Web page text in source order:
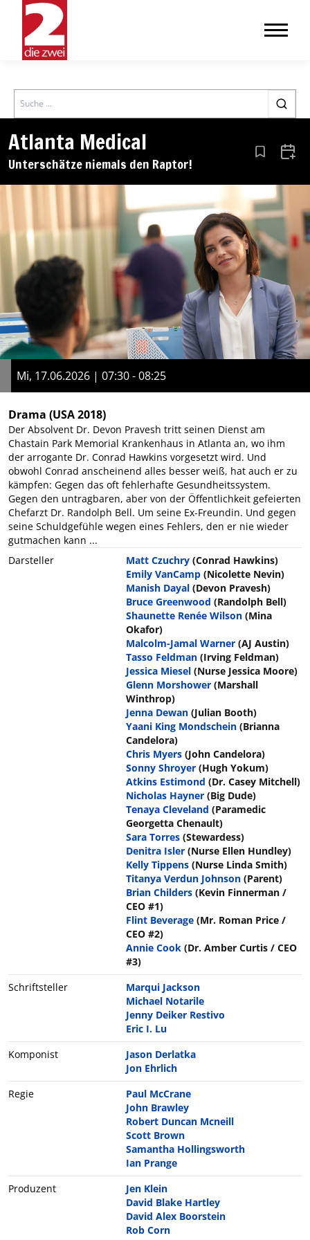
Search
Atlanta Medical
Unterschätze niemals den Raptor! Aus den
Mi, 17.06.2026 | 07:30 - 08:25
Drama (USA 2018)
Der Absolvent Dr. Devon Pravesh tritt seinen Dienst am
Chastain Park Memorial Krankenhaus in Atlanta an, wo ihm
der arrogante Dr. Conrad Hawkins vorgesetzt wird. Und
obwohl Conrad anscheinend alles besser weiß, hat auch er zu
kämpfen: Gegen das oft fehlerhafte Gesundheitssystem.
Gegen den untragbaren, aber von der Öffentlichkeit gefeierten
Chefarzt Dr. Randolph Bell. Um seine Ex-Freundin. Und gegen
seine Schuldgefühle wegen eines Fehlers, den er nie wieder
gutmachen kann ...
Darsteller
Matt Czuchry (Conrad Hawkins)
Emily VanCamp (Nicolette Nevin)
Manish Dayal (Devon Pravesh)
Bruce Greenwood (Randolph Bell)
Shaunette Renée Wilson (Mina
Okafor)
Malcolm-Jamal Warner (AJ Austin)
Tasso Feldman (Irving Feldman)
Jessica Miesel (Nurse Jessica Moore)
Glenn Morshower (Marshall
Winthrop)
Jenna Dewan (Julian Booth)
Yaani King Mondschein (Brianna
Candelora)
Chris Myers (John Candelora)
Sonny Shroyer (Hugh Yokum)
Atkins Estimond (Dr. Casey Mitchell)
Nicholas Hayner (Big Dude)
Tenaya Cleveland (Paramedic
Georgetta Chenault)
Sara Torres (Stewardess)
Denitra Isler (Nurse Ellen Hundley)
Kelly Tippens (Nurse Linda Smith)
Titanya Verdun Johnson (Parent)
Brian Childers (Kevin Finnerman /
CEO #1)
Flint Beverage (Mr. Roman Price /
CEO #2)
Annie Cook (Dr. Amber Curtis / CEO
#3)
Schriftsteller
Marqui Jackson
Michael Notarile
Jenny Deiker Restivo
Eric I. Lu
Komponist
Jason Derlatka
Jon Ehrlich
Regie
Paul McCrane
John Brawley
Robert Duncan Mcneill
Scott Brown
Samantha Hollingsworth
Ian Prange
Produzent
Jen Klein
David Blake Hartley
David Alex Boorstein
Rob Corn